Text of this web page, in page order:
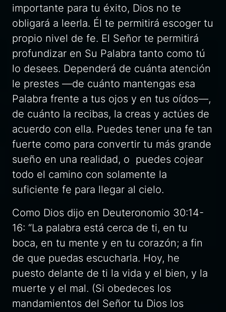
importante para tu éxito, Dios no te
obligará a leerla. Él te permitirá escoger tu
propio nivel de fe. El Señor te permitirá
profundizar en Su Palabra tanto como tú
lo desees. Dependerá de cuánta atención
le prestes —de cuánto mantengas esa
Palabra frente a tus ojos y en tus oídos—,
de cuánto la recibas, la creas y actúes de
acuerdo con ella. Puedes tener una fe tan
fuerte como para convertir tu más grande
sueño en una realidad, o puedes cojear
todo el camino con solamente la
suficiente fe para llegar al cielo.
Como Dios dijo en Deuteronomio 30:14-
16: “La palabra está cerca de ti, en tu
boca, en tu mente y en tu corazón; a fin
de que puedas escucharla. Hoy, he
puesto delante de ti la vida y el bien, y la
muerte y el mal. (Si obedeces los
mandamientos del Señor tu Dios los